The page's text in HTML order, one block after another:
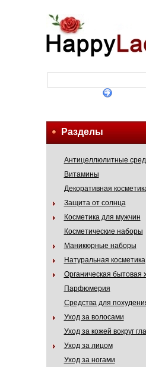
Разделы
Антицеллюлитные
Витамины
Декоративная
Защита от солнца
Косметика для мужчин
Косметические наборы
Маникюрные наборы
Натуральная косметика
Органическая бытовая
Парфюмерия
Средства для
Уход за волосами
Уход за кожей вокруг
Уход за лицом
Уход за ногами